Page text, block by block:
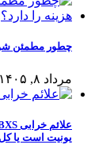
چطور مطمئن
مرداد ۸, ۱۴۰۵
یونیت است یا